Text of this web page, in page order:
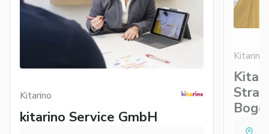
Kitarino
kitarino Service GmbH
Kitarino